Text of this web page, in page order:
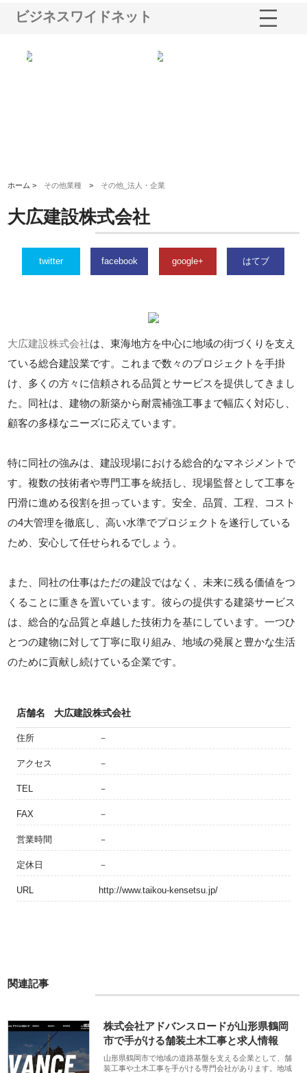
ビジネスワイドネット
ホーム > その他業種 > その他_法人・企業
大広建設株式会社
twitter facebook google+ はてブ
大広建設株式会社は、東海地方を中心に地域の街づくりを支え
ている総合建設業です。これまで数々のプロジェクトを手掛
け、多くの方々に信頼される品質とサービスを提供してきまし
た。同社は、建物の新築から耐震補強工事まで幅広く対応し、
顧客の多様なニーズに応えています。
特に同社の強みは、建設現場における総合的なマネジメントで
す。複数の技術者や専門工事を統括し、現場監督として工事を
円滑に進める役割を担っています。安全、品質、工程、コスト
の4大管理を徹底し、高い水準でプロジェクトを遂行している
ため、安心して任せられるでしょう。
また、同社の仕事はただの建設ではなく、未来に残る価値をつ
くることに重きを置いています。彼らの提供する建築サービス
は、総合的な品質と卓越した技術力を基にしています。一つひ
とつの建物に対して丁寧に取り組み、地域の発展と豊かな生活
のために貢献し続けている企業です。
店舗名 大広建設株式会社
住所 －
アクセス －
TEL －
FAX －
営業時間 －
定休日 －
URL http://www.taikou-kensetsu.jp/
関連記事
株式会社アドバンスロードが山形県鶴岡
市で手がける舗装土木工事と求人情報
山形県鶴岡市で地域の道路基盤を支える企業として、舗
装工事や土木工事を手がける専門会社があります。地域